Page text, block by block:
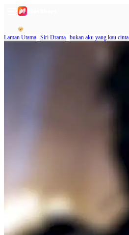
Laman Utama Siri Drama bukan aku yang kau cinta